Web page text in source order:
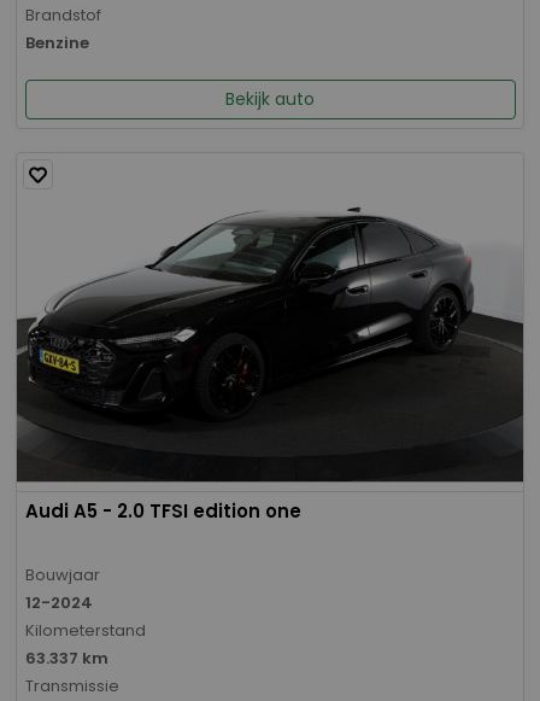
Brandstof
Benzine
Bekijk auto
Audi A5 - 2.0 TFSI edition one
Bouwjaar
12-2024
Kilometerstand
63.337 km
Transmissie